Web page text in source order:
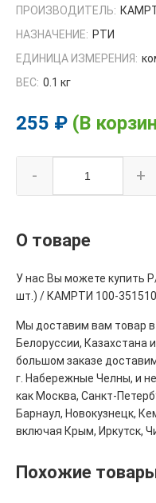
ПРОИЗВОДИТЕЛЬ:
НАЗНАЧЕНИЕ: РТИ
ЕДИНИЦА ИЗМЕРЕНИЯ:
ВЕС: 0.1 кг
255 ₽ (В
- +
О товаре
У нас Вы можете купить
шт.) / КАМРТИ 100-
Мы доставим вам товар
Белоруссии, Казахстана
большом заказе
г. Набережные Челны, и
как Москва, Санкт-
Барнаул, Новокузнецк,
включая Крым, Иркутск,
Похожие